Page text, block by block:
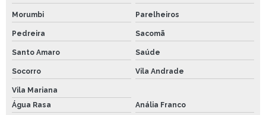
Morumbi Parelheiros
Pedreira Sacomã
Santo Amaro Saúde
Socorro Vila Andrade
Vila Mariana
Água Rasa
Anália Franco